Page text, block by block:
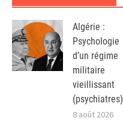
Algérie :
Psychologie
d’un régime
militaire
vieillissant
(psychiatres)
8 août 2026